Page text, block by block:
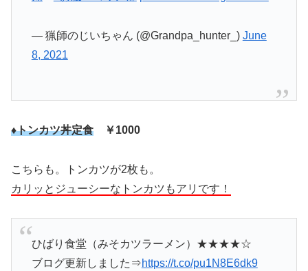
— 猟師のじいちゃん (@Grandpa_hunter_) June
8, 2021
♦トンカツ丼定食 ￥1000
こちらも。トンカツが2枚も。
カリッとジューシーなトンカツもアリです！
ひばり食堂（みそカツラーメン）★★★★☆
ブログ更新しました⇒https://t.co/pu1N8E6dk9